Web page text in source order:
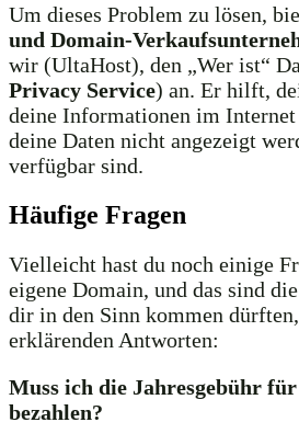
Um dieses Problem zu lösen,
und Domain-
wir (UltaHost), den „Wer ist“
Privacy Service) an. Er hilft,
deine Informationen im
deine Daten nicht angezeigt
verfügbar sind.
Häufige Fragen
Vielleicht hast du noch einige
eigene Domain, und das sind
dir in den Sinn kommen
erklärenden Antworten:
Muss ich die Jahresgebühr
bezahlen?